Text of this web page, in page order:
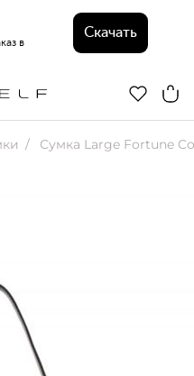
в
Скачать
Сумка Large Fortune